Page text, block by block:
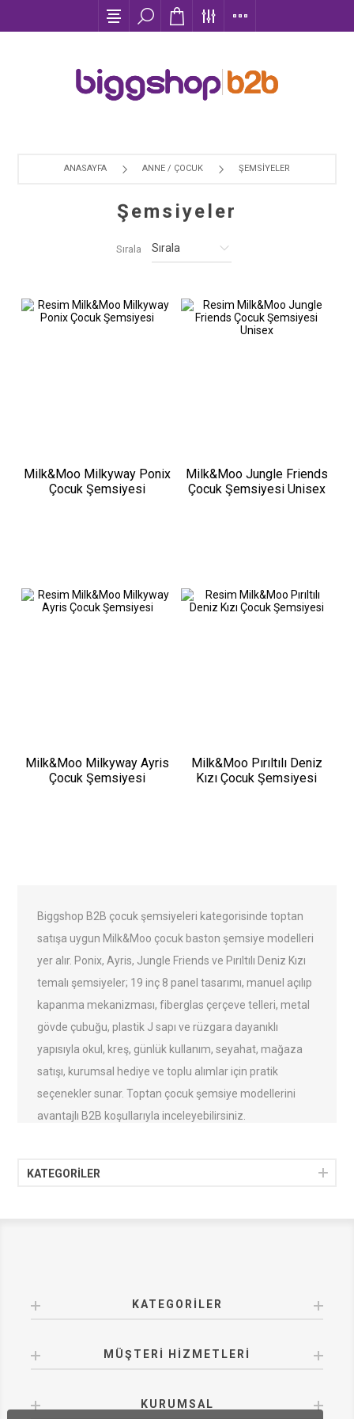
ANASAYFA ANNE / ÇOCUK ŞEMSIYELER
Şemsiyeler
Sırala
Milk&Moo Milkyway Ponix
Çocuk Şemsiyesi
Milk&Moo Jungle Friends
Çocuk Şemsiyesi Unisex
Milk&Moo Milkyway Ayris
Çocuk Şemsiyesi
Milk&Moo Pırıltılı Deniz
Kızı Çocuk Şemsiyesi
Biggshop B2B çocuk şemsiyeleri kategorisinde toptan
satışa uygun Milk&Moo çocuk baston şemsiye modelleri
yer alır. Ponix, Ayris, Jungle Friends ve Pırıltılı Deniz Kızı
temalı şemsiyeler; 19 inç 8 panel tasarımı, manuel açılıp
kapanma mekanizması, fiberglas çerçeve telleri, metal
gövde çubuğu, plastik J sapı ve rüzgara dayanıklı
yapısıyla okul, kreş, günlük kullanım, seyahat, mağaza
satışı, kurumsal hediye ve toplu alımlar için pratik
seçenekler sunar. Toptan çocuk şemsiye modellerini
avantajlı B2B koşullarıyla inceleyebilirsiniz.
KATEGORİLER
KATEGORILER
MÜŞTERI HIZMETLERI
KURUMSAL